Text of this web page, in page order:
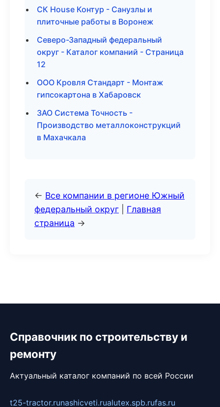
СК House Контур - Санузлы и
плиточные работы в Воронеж
Северо-Западный федеральный
округ - Каталог компаний - Страница
12
ООО Кровля Стандарт - Монтаж
гипсокартона в Хабаровск
ЗАО Система Точность -
Производство металлоконструкций
в Махачкала
← Все компании в регионе Южный
федеральный округ
Главная
страница →
Справочник по строительству и
ремонту
Актуальный каталог компаний по всей России
t25-tractor.runashicveti.rualutex.spb.rufas.ru